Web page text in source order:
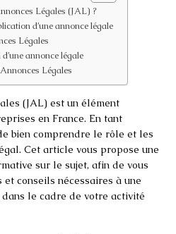
Légales (JAL) ?
d’une annonce légale
Légales
annonce légale
Légales
(JAL) est un élément
en France. En tant
bien comprendre le rôle et les
Cet article vous propose une
sur le sujet, afin de vous
conseils nécessaires à une
le cadre de votre activité